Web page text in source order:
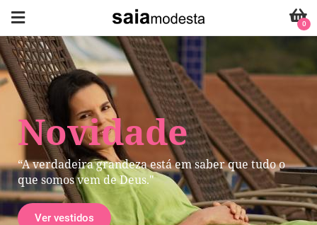
Novidade
“A verdadeira grandeza está em saber que tudo o
que somos vem de Deus."
Ver vestidos
0